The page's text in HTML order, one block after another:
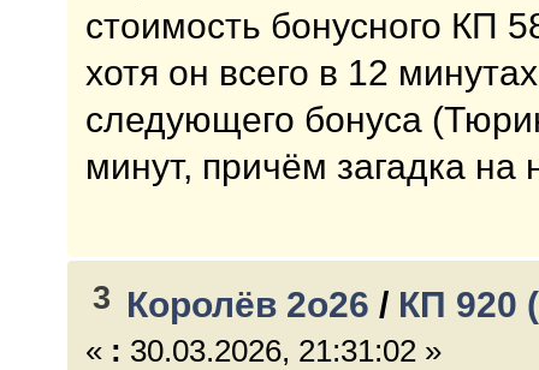
стоимость бонусного КП
хотя он всего в 12
следующего бонуса
минут, причём загадка
3 Королёв 2о26 / КП 920
« : 30.03.2026, 21:31:02 »